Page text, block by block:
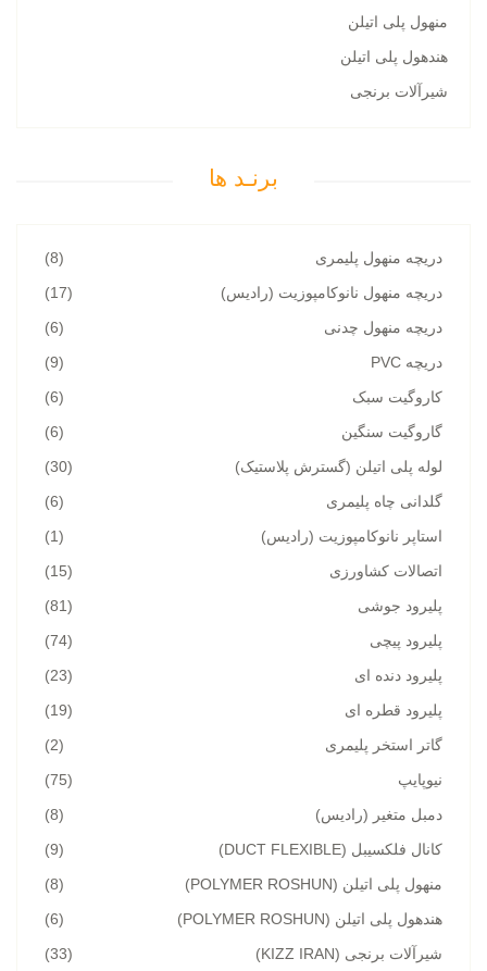
منهول پلی اتیلن
هندهول پلی اتیلن
شیرآلات برنجی
برنـد ها
(8)
دریچه منهول پلیمری
(17)
دریچه منهول نانوکامپوزیت (رادیس)
(6)
دریچه منهول چدنی
(9)
دریچه PVC
(6)
کاروگیت سبک
(6)
گاروگیت سنگین
(30)
لوله پلی اتیلن (گسترش پلاستیک)
(6)
گلدانی چاه پلیمری
(1)
استاپر نانوکامپوزیت (رادیس)
(15)
اتصالات کشاورزی
(81)
پلیرود جوشی
(74)
پلیرود پیچی
(23)
پلیرود دنده ای
(19)
پلیرود قطره ای
(2)
گاتر استخر پلیمری
(75)
نیوپایپ
(8)
دمبل متغیر (رادیس)
(9)
کانال فلکسیبل (DUCT FLEXIBLE)
(8)
منهول پلی اتیلن (POLYMER ROSHUN)
(6)
هندهول پلی اتیلن (POLYMER ROSHUN)
(33)
شیرآلات برنجی (KIZZ IRAN)